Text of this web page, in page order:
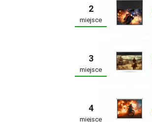
2
miejsce
3
miejsce
4
miejsce